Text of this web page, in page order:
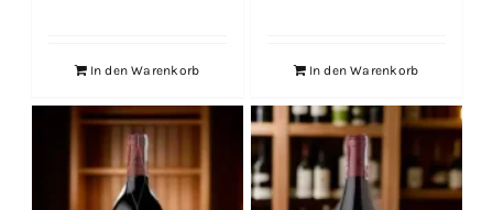
In den Warenkorb In den Warenkorb